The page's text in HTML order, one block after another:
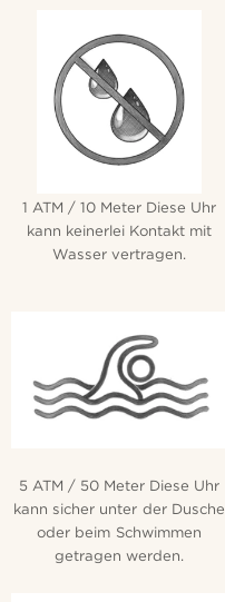
1 ATM / 10 Meter Diese Uhr
kann keinerlei Kontakt mit
Wasser vertragen.
5 ATM / 50 Meter Diese Uhr
kann sicher unter der Dusche
oder beim Schwimmen
getragen werden.